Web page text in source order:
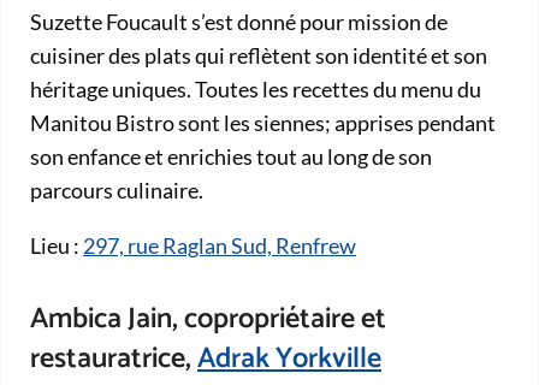
Suzette Foucault s’est donné pour mission de
cuisiner des plats qui reflètent son identité et son
héritage uniques. Toutes les recettes du menu du
Manitou Bistro sont les siennes; apprises pendant
son enfance et enrichies tout au long de son
parcours culinaire.
Lieu : 297, rue Raglan Sud, Renfrew
Ambica Jain, copropriétaire et
restauratrice,Adrak Yorkville